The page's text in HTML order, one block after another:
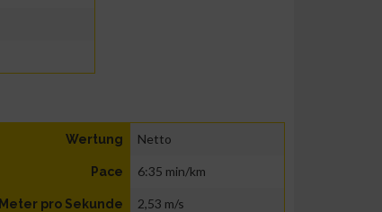
Wertung Netto
Pace 6:35 min/km
Meter pro Sekunde 2,53 m/s